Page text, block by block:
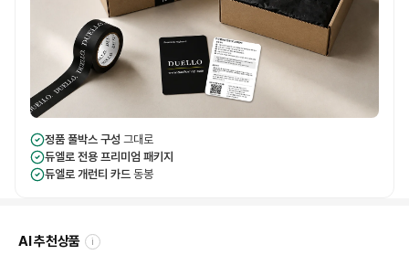
정품 풀박스 구성 그대로
듀엘로 전용 프리미엄 패키지
듀엘로 개런티 카드 동봉
AI 추천상품 i